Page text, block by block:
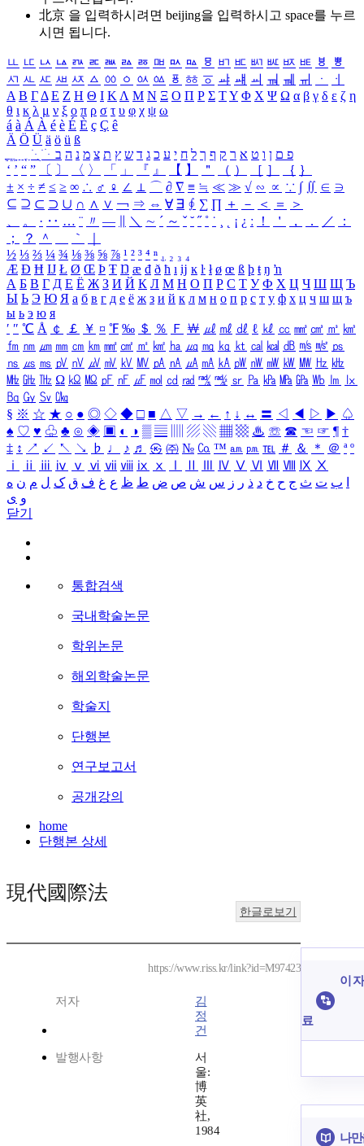
北京 을 입력하시려면 beijing을 입력하시고 space를 누르
시면 됩니다.
ㅥ ㅦ ㅧ ㅨ ㅩ ㅪ ㅫ ㅬ ㅭ ㅮ ㅯ ㅰ ㅱ ㅲ ㅳ ㅴ ㅵ ㅶ ㅷ ㅸ
ㅹ
ㅺ ㅻ ㅼ ㅽ ㅾ ㅿ ㆀ ㆁ ㆂ ㆃ ㆄ ㆅ ㆆ ㆇ ㆈ ㆉ ㆊ ㆋ ㆌ ㆍ
ㆎ
Α Β ΓΔ Ε Ζ Η Θ Ι ΚΛ Μ Ν Ξ Ο Π Ρ Σ ΤΥ Φ Χ Ψ Ω α β γ δ ε ζ η
θ ι κ λ μ ν ξ ο π ρ σ τ υ φ χ ψ ω
á à Á À é è É È ç Ç ê
Ä Ö Ü ä ö ü ß
ִֶֹ ֻּ ׁׂ פ ם ן ו ט א ר ק ף ך ל ח י ע כ ג ד ש ץ ת צ מ נ ה ב
‘ ’ “ ” 〔 〕 〈 〉 「 」 『 』 【 】 ＂ （ ） ［ ］ ｛ ｝
± × ÷ ≠ ≤ ≥ ∞ ∴ ♂ ♀ ∠ ⊥ ⌒ ∂ ∇ ≡ ≒ ≪ ≫ √ ∽ ∝ ∵ ∫ ∬ ∈ ∋
⊆ ⊇ ⊂ ⊃ ∪ ∩ ∧ ∨ ￢ ⇒ ⇔ ∀ ∃ ∮ ∑ ∏ ＋ － ＜ ＝
＞
、
。 · ‥ … ¨ 〃 ― ＼ ∼ ´ ～ ˇ ˘ ˝ ˚ ˙ ¸ ¡ ¿ ː ！ ＇ ， ． ／
：
；
？ ＾ ｀
½ ⅓ ⅔ ¼ ¾ ⅛ ⅜ ⅝ ⅞ ¹ ² ³ ⁴ ⁿ ₁ ₂ ₃ ₄
Æ Ð Ħ Ĳ Ł Ø Œ Þ Ŧ Ŋ æ đ ð ħ ı ĳ ĸ ŀ ł ø œ ß þ ŧ ŋ ŉ
А Б В Г Д Е Ё Ж З И Й К Л М Н О П Р С Т У Ф Х Ц Ч Ш Щ Ъ
Ы Ь Э Ю Я а б в г д е ё ж з и й к л м н о п р с т у ф х ц ч ш щ ъ
ы ь э ю я
′ ″ ℃ Å ￠ ￡ ￥ ¤ ℉ ‰ ＄ ％ Ｆ ￦ ㎕ ㎖ ㎗ ℓ ㎘ ㏄ ㎣ ㎤ ㎥ ㎦
㎙ ㎚ ㎛ ㎜ ㎝ ㎞ ㎟ ㎠ ㎡ ㎢ ㏊ ㎍ ㎎ ㎏ ㏏ ㎈ ㎉ ㏈ ㎧ ㎨ ㎰
㎱ ㎲ ㎳ ㎴ ㎵ ㎶ ㎷ ㎸ ㎹ ㎀ ㎁ ㎂ ㎃ ㎄ ㎺ ㎻ ㎽ ㎾ ㎿ ㎐ ㎑
㎒ ㎓ ㎔ Ω ㏀ ㏁ ㎊ ㎋ ㎌ ㏖ ㏅ ㎭ ㎮ ㎯ ㏛ ㎩ ㎪ ㎫ ㎬ ㏝ ㏐
㏓
㏃ ㏉ ㏜ ㏆
§ ※ ☆ ★ ○ ● ◎ ◇ ◆ □ ■ △ ▽ → ← ↑ ↓ ↔ 〓 ◁ ◀ ▷ ▶ ♤
♠ ♡ ♥ ♧ ♣ ⊙ ◈ ▣ ◐ ◑ ▒ ▤ ▨ ▧ ▦ ▩ ♨ ☏ ☎ ☜ ☞ ¶ †
‡ ↕ ↗ ↙ ↖ ↘ ♭ ♩ ♪ ♬ ㉿ ㈜ № ㏇ ™ ㏂ ㏘ ℡ ＃ ＆ ＊ ＠ ª º
ⅰ
ⅱ ⅲ ⅳ ⅴ ⅵ ⅶ ⅷ ⅸ ⅹ Ⅳ Ⅴ Ⅵ Ⅶ Ⅷ Ⅸ Ⅹ
ب ت ث ج ح خ د ذ ر ز س ش ص ض ط ظ ع غ ف ق ک ل م ن ه
و ی
닫기
통합검색
국내학술논문
학위논문
해외학술논문
학술지
단행본
연구보고서
공개강의
home
단행본 상세
現代國際法
한글로보기
https://www.riss.kr/link?id=M97423
저자
김
정
건
발행사항
서
울:
博
英
社,
1984
이
료
나